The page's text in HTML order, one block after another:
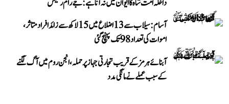
داخلہ امت شاہ کا ایوان میں نہ آنا ہے: جے رام رمیش
آسام: سیلاب سے 13 اضلاع میں 15 لاکھ سے زائد افراد متاثر،
اموات کی تعداد 98 تک پہنچ گئی
آبنائے ہرمز کے قریب تجارتی جہاز پر حملہ، انجن روم میں آگ لگنے
کے سبب عملے نے مانگی مدد